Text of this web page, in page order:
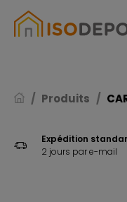
Produits
Expédition
2 jours par e-mail